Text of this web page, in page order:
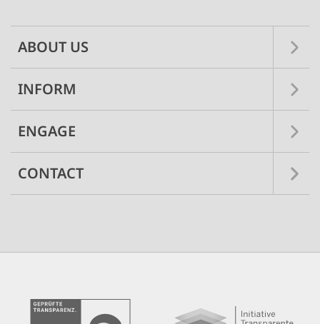
ABOUT US
INFORM
ENGAGE
CONTACT